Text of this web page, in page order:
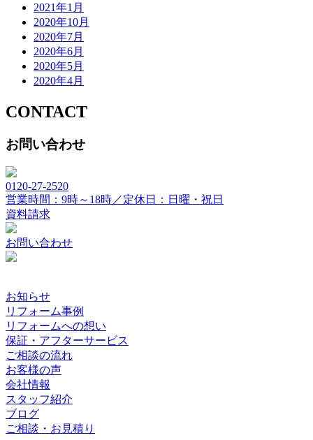
2021年1月
2020年10月
2020年7月
2020年6月
2020年5月
2020年4月
CONTACT
お問い合わせ
0120-27-2520
営業時間：9時～18時／定休日：日曜・祝日
資料請求
お問い合わせ
お知らせ
リフォーム事例
リフォームへの想い
保証・アフターサービス
ご相談の流れ
お客様の声
会社情報
スタッフ紹介
ブログ
ご相談・お見積り